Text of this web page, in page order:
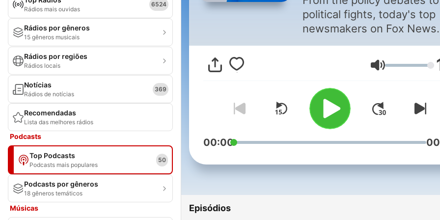
Rádios mais ouvidas
6524
Rádios por gêneros
15 gêneros musicais
Rádios por regiões
Rádios locais
Notícias
Rádios de notícias
369
Recomendadas
Lista das melhores rádios
Podcasts
Top Podcasts
Podcasts mais populares
50
Podcasts por gêneros
18 gêneros temáticos
Músicas
political fights, today's top
newsmakers on Fox News
Sunday, which airs weekly
Fox News Channel.
Volume
00:00
Episódios